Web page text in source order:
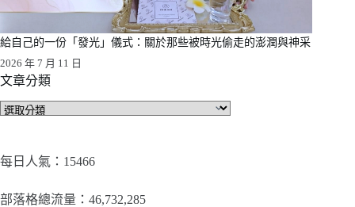
給自己的一份「發光」儀式：關於那些被時光偷走的澎潤與神采
2026 年 7 月 11 日
文章分類
文
類
每日人氣：15466
部落格總流量：​46,732,285